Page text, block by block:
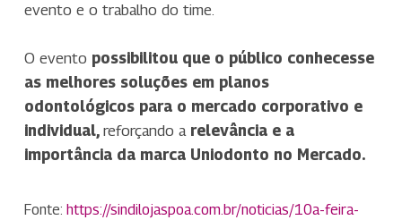
evento e o trabalho do time.
O evento possibilitou que o público conhecesse
as melhores soluções em planos
odontológicos para o mercado corporativo e
individual, reforçando a relevância e a
importância da marca Uniodonto no Mercado.
Fonte: https://sindilojaspoa.com.br/noticias/10a-feira-